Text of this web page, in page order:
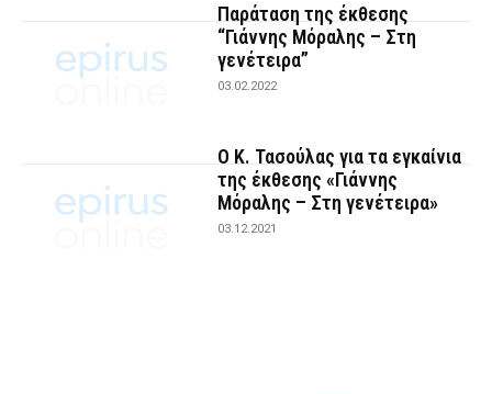
Παράταση της έκθεσης
“Γιάννης Μόραλης – Στη
γενέτειρα”
03.02.2022
Ο Κ. Τασούλας για τα εγκαίνια
της έκθεσης «Γιάννης
Μόραλης – Στη γενέτειρα»
03.12.2021